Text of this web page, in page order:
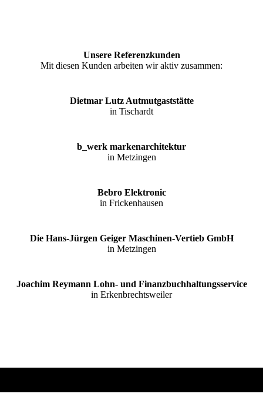
Unsere Referenzkunden
Mit diesen Kunden arbeiten wir aktiv zusammen:
Dietmar Lutz Autmut­gaststätte
in Tischardt
b_werk marken­architektur
in Metzingen
Bebro Elektronic
in Frickenhausen
Die Hans-Jürgen Geiger Maschinen-Vertieb GmbH
in Metzingen
Joachim Reymann Lohn- und Finanz­buch­haltungs­service
in Erkenbrechtsweiler